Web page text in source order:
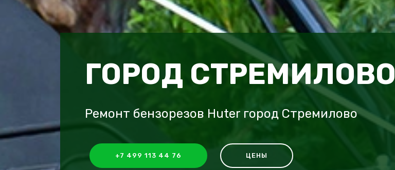
ГОРОД СТРЕМИЛОВО
Ремонт бензорезов Huter город Стремилово
+7 499 113 44 76 ЦЕНЫ